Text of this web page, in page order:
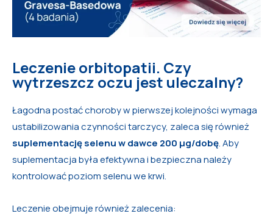
Leczenie orbitopatii. Czy
wytrzeszcz oczu jest uleczalny?
Łagodna postać choroby w pierwszej kolejności wymaga
ustabilizowania czynności tarczycy, zaleca się również
suplementację selenu w dawce 200 μg/dobę. Aby
suplementacja była efektywna i bezpieczna należy
kontrolować poziom selenu we krwi.
Leczenie obejmuje również zalecenia: